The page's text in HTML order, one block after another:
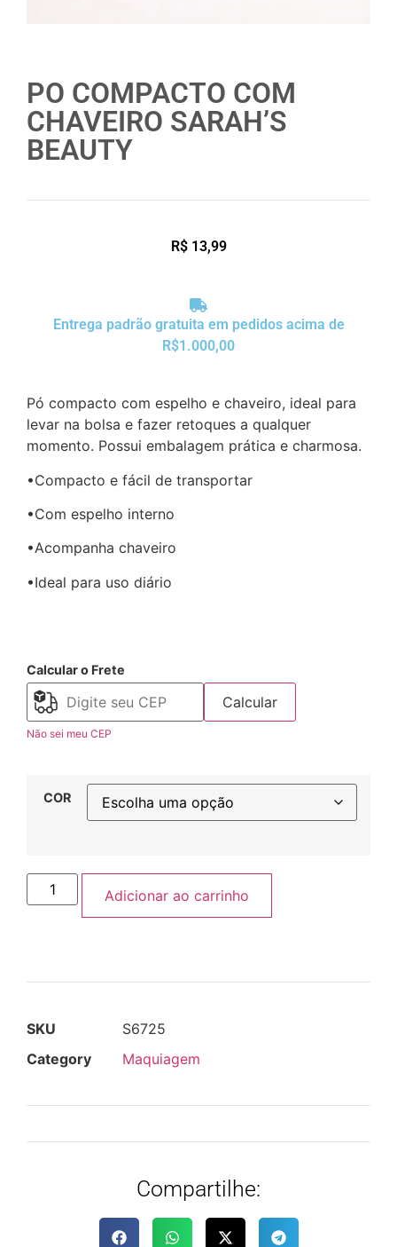
PO COMPACTO COM
CHAVEIRO SARAH’S
BEAUTY
R$13,99
Entrega padrão gratuita em pedidos acima de
R$1.000,00
Pó compacto com espelho e chaveiro, ideal para
levar na bolsa e fazer retoques a qualquer
momento. Possui embalagem prática e charmosa.
•Compacto e fácil de transportar
•Com espelho interno
•Acompanha chaveiro
•Ideal para uso diário
Calcular o Frete
Calcular
Não sei meu CEP
COR
Adicionar ao carrinho
SKU
S6725
Category
Maquiagem
Compartilhe: